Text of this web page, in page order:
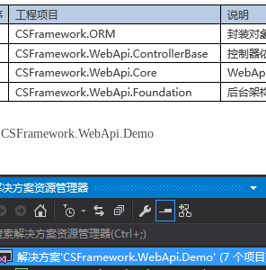
CSFramework.WebApi.Demo